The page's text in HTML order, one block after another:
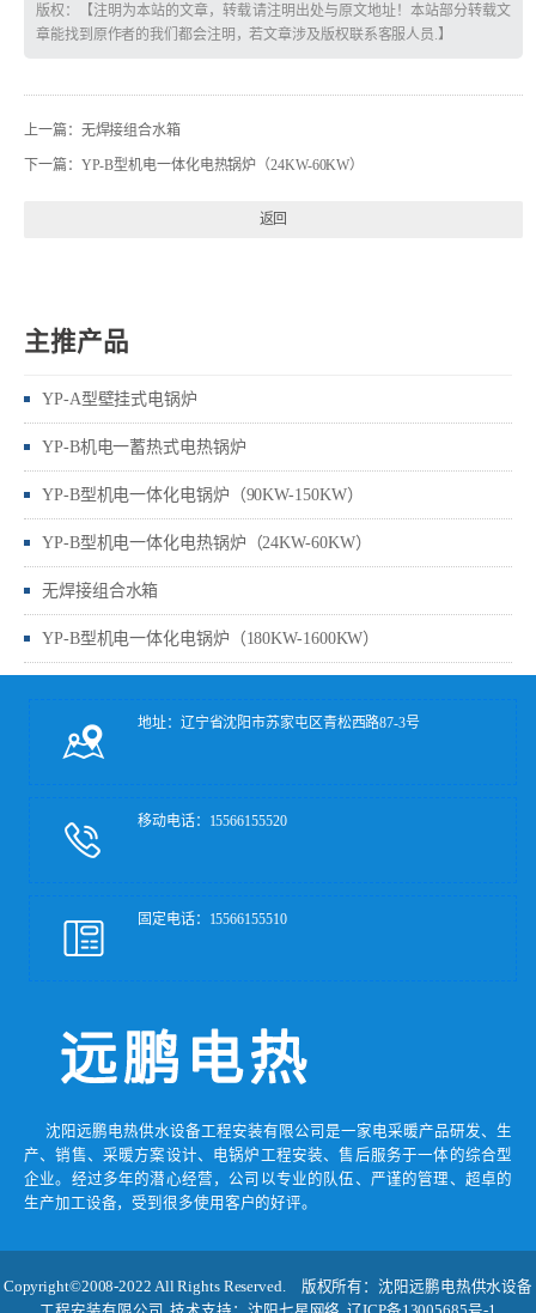
版权：【注明为本站的文章，转载请注明出处与原文地址！本站部分转载文
章能找到原作者的我们都会注明，若文章涉及版权联系客服人员.】
上一篇： 无焊接组合水箱
下一篇： YP-B型机电一体化电热锅炉（24KW-60KW）
返回
主推产品
YP-A型壁挂式电锅炉
YP-B机电一蓄热式电热锅炉
YP-B型机电一体化电锅炉（90KW-150KW）
YP-B型机电一体化电热锅炉（24KW-60KW）
无焊接组合水箱
YP-B型机电一体化电锅炉（180KW-1600KW）
地址：辽宁省沈阳市苏家屯区青松西路87-3号
移动电话：15566155520
固定电话：15566155510
沈阳远鹏电热供水设备工程安装有限公司是一家电采暖产品研发、生
产、销售、采暖方案设计、电锅炉工程安装、售后服务于一体的综合型
企业。经过多年的潜心经营，公司以专业的队伍、严谨的管理、超卓的
生产加工设备，受到很多使用客户的好评。
Copyright©2008-2022 All Rights Reserved. 版权所有：沈阳远鹏电热供水设备